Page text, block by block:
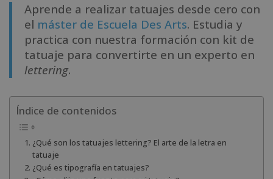
Aprende a realizar tatuajes desde cero con
el máster de Escuela Des Arts. Estudia y
practica con nuestra formación con kit de
tatuaje para convertirte en un experto en
lettering.
Índice de contenidos
¿Qué son los tatuajes lettering? El arte de la letra en
tatuaje
¿Qué es tipografía en tatuajes?